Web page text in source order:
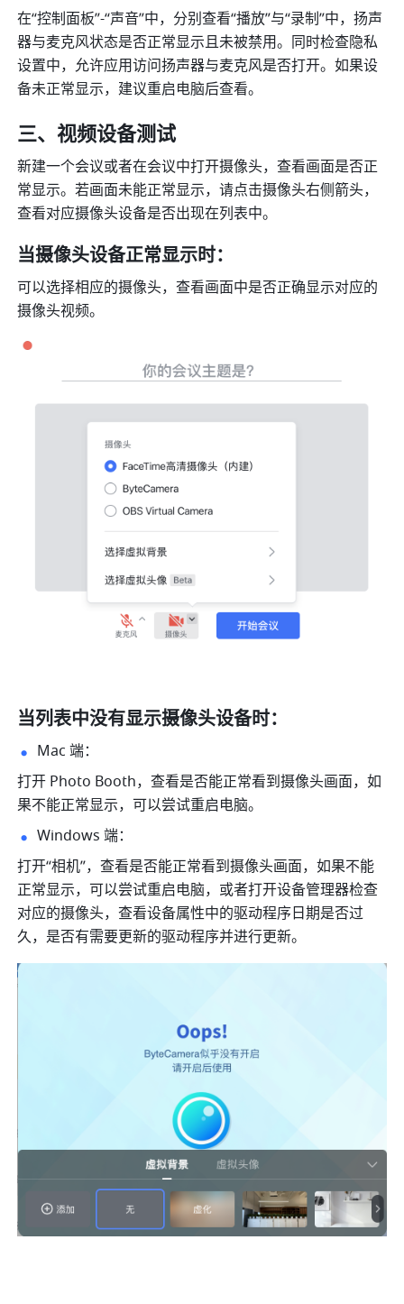
在“控制面板”-“声音”中，分别查看“播放”与“录制”中，扬声
器与麦克风状态是否正常显示且未被禁用。同时检查隐私
设置中，允许应用访问扬声器与麦克风是否打开。如果设
备未正常显示，建议重启电脑后查看。
三、视频设备测试
新建一个会议或者在会议中打开摄像头，查看画面是否正
常显示。若画面未能正常显示，请点击摄像头右侧箭头，
查看对应摄像头设备是否出现在列表中。
当摄像头设备正常显示时：
可以选择相应的摄像头，查看画面中是否正确显示对应的
摄像头视频。
当列表中没有显示摄像头设备时：
Mac 端：
打开 Photo Booth，查看是否能正常看到摄像头画面，如
果不能正常显示，可以尝试重启电脑。
Windows 端：
打开“相机”，查看是否能正常看到摄像头画面，如果不能
正常显示，可以尝试重启电脑，或者打开设备管理器检查
对应的摄像头，查看设备属性中的驱动程序日期是否过
久，是否有需要更新的驱动程序并进行更新。